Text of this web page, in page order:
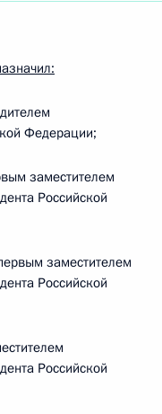
Федерации;
заместителем
Российской
заместителем
Российской
Российской